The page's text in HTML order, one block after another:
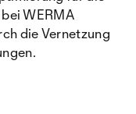
WERMA
die Vernetzung